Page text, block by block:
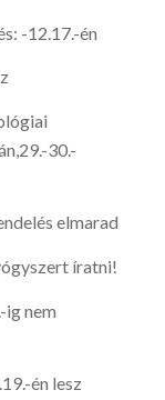
-12.17.-én
30.-
elmarad
íratni!
nem
én lesz